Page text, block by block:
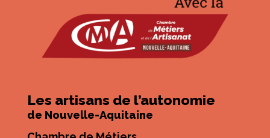
Les artisans de l’autonomie
de Nouvelle-Aquitaine